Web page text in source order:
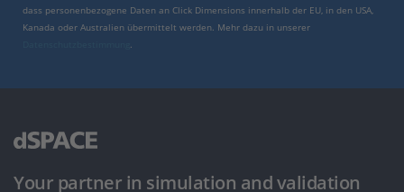
dass personenbezogene Daten an Click Dimensions innerhalb der EU, in den USA,
Kanada oder Australien übermittelt werden. Mehr dazu in unserer
Your partner in simulation and validation